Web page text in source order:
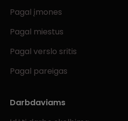
Pagal įmones
Pagal miestus
Pagal verslo sritis
Pagal pareigas
Darbdaviams